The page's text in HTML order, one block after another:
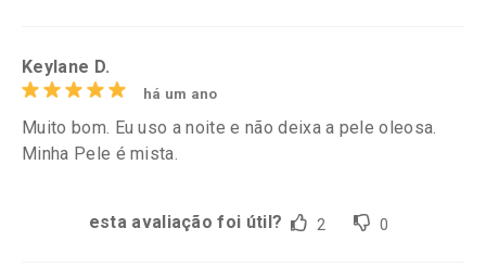
Keylane D.
há um ano
Muito bom. Eu uso a noite e não deixa a pele oleosa.
Minha Pele é mista.
esta avaliação foi útil? 2 0